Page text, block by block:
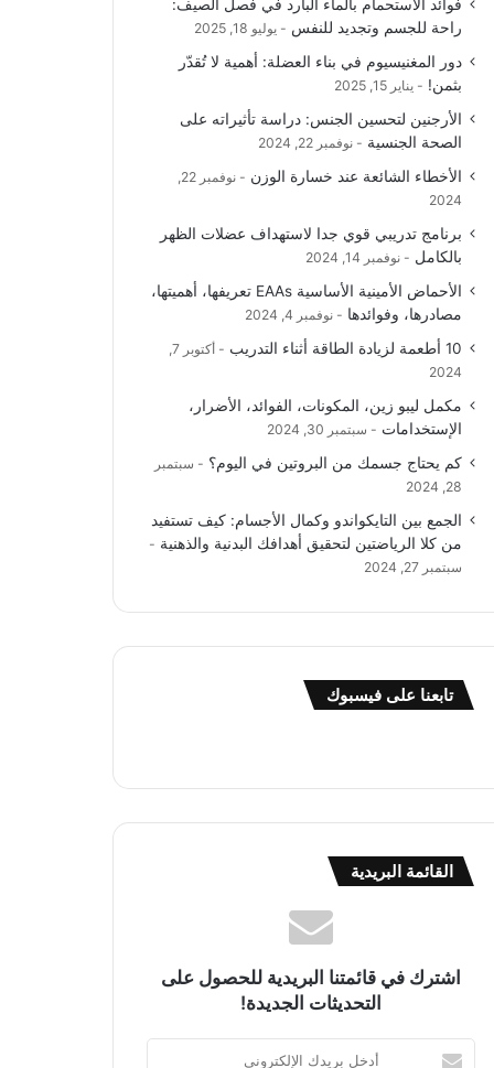
و
ك
T
u
b
e
ق
ر
ا
ا
ل
م
ع
R
فوائد الاستحمام بالماء البارد في فصل الصيف:
راحة للجسم وتجديد للنفس
يوليو 18, 2025
دور المغنيسيوم في بناء العضلة: أهمية لا تُقدّر
بثمن!
يناير 15, 2025
الأرجنين لتحسين الجنس: دراسة تأثيراته على
الصحة الجنسية
نوفمبر 22, 2024
الأخطاء الشائعة عند خسارة الوزن
نوفمبر 22,
2024
برنامج تدريبي قوي جدا لاستهداف عضلات الظهر
بالكامل
نوفمبر 14, 2024
الأحماض الأمينية الأساسية EAAs تعريفها، أهميتها،
مصادرها، وفوائدها
نوفمبر 4, 2024
10 أطعمة لزيادة الطاقة أثناء التدريب
أكتوبر 7,
2024
مكمل ليبو زين، المكونات، الفوائد، الأضرار،
الإستخدامات
سبتمبر 30, 2024
كم يحتاج جسمك من البروتين في اليوم؟
سبتمبر
28, 2024
الجمع بين التايكواندو وكمال الأجسام: كيف تستفيد
من كلا الرياضتين لتحقيق أهدافك البدنية والذهنية
سبتمبر 27, 2024
تابعنا على فيسبوك
القائمة البريدية
اشترك في قائمتنا البريدية للحصول على
التحديثات الجديدة!